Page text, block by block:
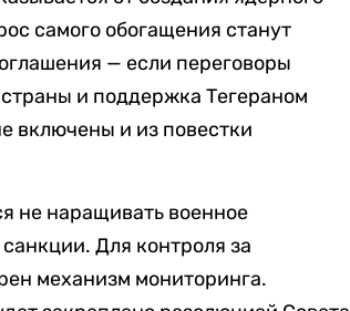
самого обогащения станут
— если переговоры
и поддержка Тегераном
включены и из повестки
не наращивать военное
Для контроля за
механизм мониторинга.